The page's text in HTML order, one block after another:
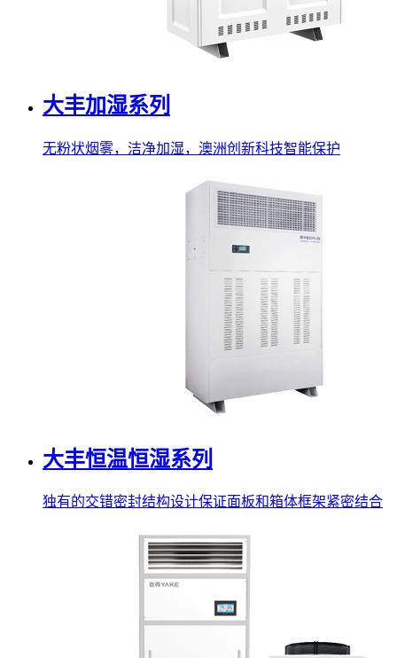
大丰加湿系列
无粉状烟雾，洁净加湿，澳洲创新科技智能保护
大丰恒温恒湿系列
独有的交错密封结构设计保证面板和箱体框架紧密结合